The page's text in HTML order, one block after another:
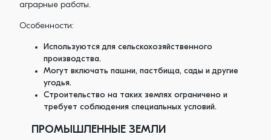
аграрные работы.
Особенности:
Используются для сельскохозяйственного
производства.
Могут включать пашни, пастбища, сады и другие
угодья.
Строительство на таких землях ограничено и
требует соблюдения специальных условий.
ПРОМЫШЛЕННЫЕ ЗЕМЛИ